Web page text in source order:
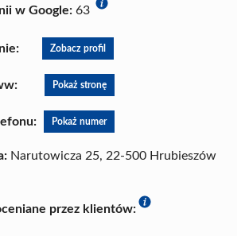
w Google: 63
Zobacz profil
Pokaż stronę
Pokaż numer
Narutowicza 25, 22-500 Hrubieszów
przez klientów: